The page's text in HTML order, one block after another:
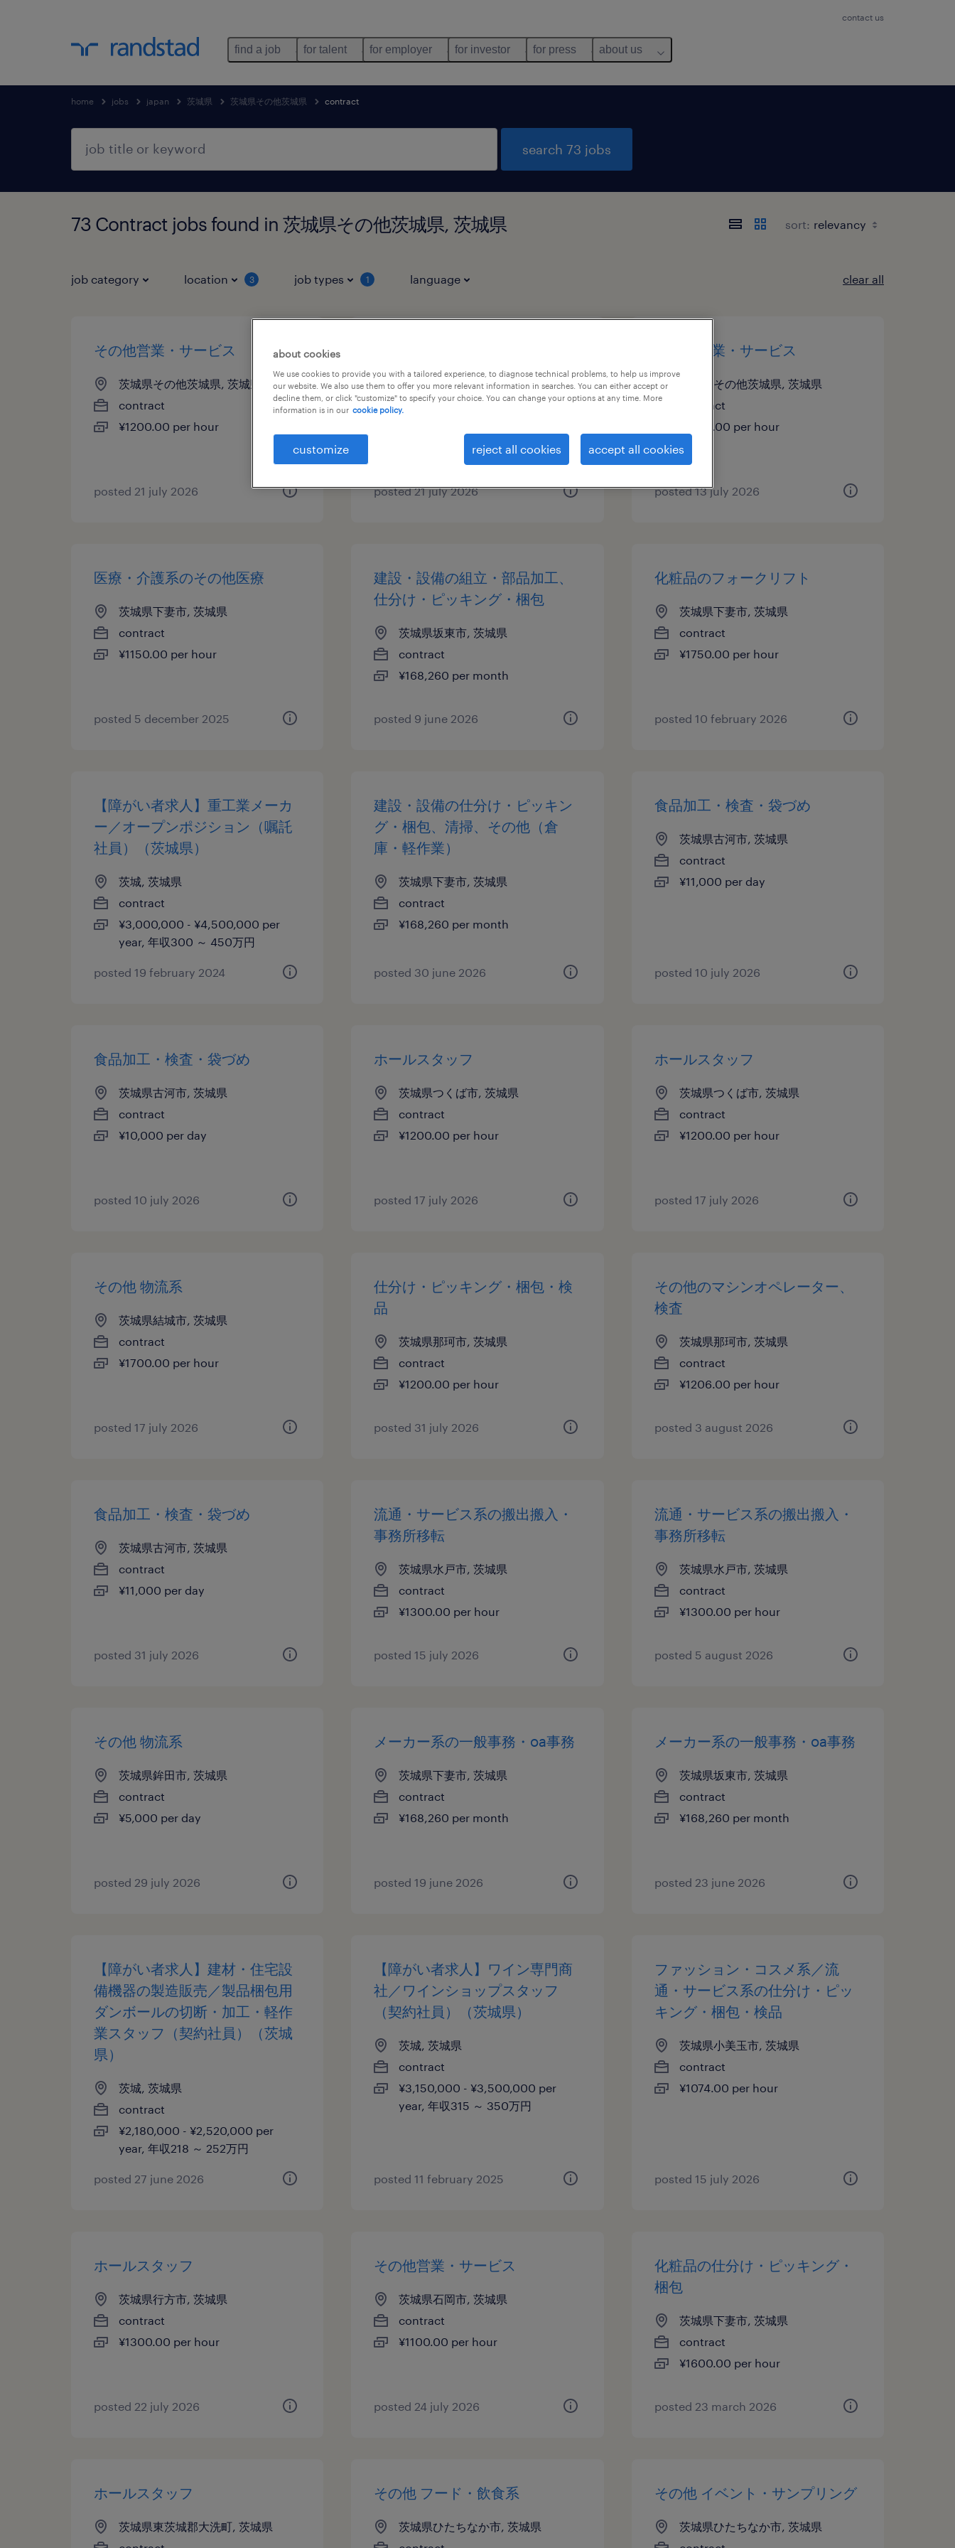
contact us
find a job for talent for employer for investor for press about us
home jobs japan 茨城県 茨城県その他茨城県 contract
search 73 jobs
73 Contract jobs found in 茨城県その他茨城県, 茨城県 sort:
job category location 3 job types 1 language clear all
その他営業・サービス
茨城県その他茨城県, 茨城県
contract
¥1200.00 per hour
posted 21 july 2026
茨城県その他茨城県, 茨城県
contract
posted 21 july 2026
その他営業・サービス
茨城県その他茨城県, 茨城県
contract
¥1200.00 per hour
posted 13 july 2026
医療・介護系のその他医療
茨城県下妻市, 茨城県
contract
¥1150.00 per hour
posted 5 december 2025
建設・設備の組立・部品加工、
仕分け・ピッキング・梱包
茨城県坂東市, 茨城県
contract
¥168,260 per month
posted 9 june 2026
化粧品のフォークリフト
茨城県下妻市, 茨城県
contract
¥1750.00 per hour
posted 10 february 2026
【障がい者求人】重工業メーカ
ー／オープンポジション（嘱託
社員）（茨城県）
茨城, 茨城県
contract
¥3,000,000 - ¥4,500,000 per
year, 年収300 ～ 450万円
posted 19 february 2024
建設・設備の仕分け・ピッキン
グ・梱包、清掃、その他（倉
庫・軽作業）
茨城県下妻市, 茨城県
contract
¥168,260 per month
posted 30 june 2026
食品加工・検査・袋づめ
茨城県古河市, 茨城県
contract
¥11,000 per day
posted 10 july 2026
食品加工・検査・袋づめ
茨城県古河市, 茨城県
contract
¥10,000 per day
posted 10 july 2026
ホールスタッフ
茨城県つくば市, 茨城県
contract
¥1200.00 per hour
posted 17 july 2026
ホールスタッフ
茨城県つくば市, 茨城県
contract
¥1200.00 per hour
posted 17 july 2026
その他 物流系
茨城県結城市, 茨城県
contract
¥1700.00 per hour
posted 17 july 2026
仕分け・ピッキング・梱包・検
品
茨城県那珂市, 茨城県
contract
¥1200.00 per hour
posted 31 july 2026
その他のマシンオペレーター、
検査
茨城県那珂市, 茨城県
contract
¥1206.00 per hour
posted 3 august 2026
食品加工・検査・袋づめ
茨城県古河市, 茨城県
contract
¥11,000 per day
posted 31 july 2026
流通・サービス系の搬出搬入・
事務所移転
茨城県水戸市, 茨城県
contract
¥1300.00 per hour
posted 15 july 2026
流通・サービス系の搬出搬入・
事務所移転
茨城県水戸市, 茨城県
contract
¥1300.00 per hour
posted 5 august 2026
その他 物流系
茨城県鉾田市, 茨城県
contract
¥5,000 per day
posted 29 july 2026
メーカー系の一般事務・oa事務
茨城県下妻市, 茨城県
contract
¥168,260 per month
posted 19 june 2026
メーカー系の一般事務・oa事務
茨城県坂東市, 茨城県
contract
¥168,260 per month
posted 23 june 2026
【障がい者求人】建材・住宅設
備機器の製造販売／製品梱包用
ダンボールの切断・加工・軽作
業スタッフ（契約社員）（茨城
県）
茨城, 茨城県
contract
¥2,180,000 - ¥2,520,000 per
year, 年収218 ～ 252万円
posted 27 june 2026
【障がい者求人】ワイン専門商
社／ワインショップスタッフ
（契約社員）（茨城県）
茨城, 茨城県
contract
¥3,150,000 - ¥3,500,000 per
year, 年収315 ～ 350万円
posted 11 february 2025
ファッション・コスメ系／流
通・サービス系の仕分け・ピッ
キング・梱包・検品
茨城県小美玉市, 茨城県
contract
¥1074.00 per hour
posted 15 july 2026
ホールスタッフ
茨城県行方市, 茨城県
contract
¥1300.00 per hour
posted 22 july 2026
その他営業・サービス
茨城県石岡市, 茨城県
contract
¥1100.00 per hour
posted 24 july 2026
化粧品の仕分け・ピッキング・
梱包
茨城県下妻市, 茨城県
contract
¥1600.00 per hour
posted 23 march 2026
ホールスタッフ
茨城県東茨城郡大洗町, 茨城県
その他 フード・飲食系
茨城県ひたちなか市, 茨城県
その他 イベント・サンプリング
茨城県ひたちなか市, 茨城県
about cookies
We use cookies to provide you with a tailored experience, to diagnose technical problems, to help us improve
our website. We also use them to offer you more relevant information in searches. You can either accept or
decline them, or click "customize" to specify your choice. You can change your options at any time. More
information is in our cookie policy.
customize reject all cookies accept all cookies